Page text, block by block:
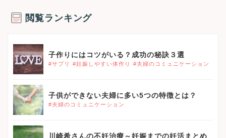
閲覧ランキング
}}
子作りにはコツがいる？成功の秘訣３選
#サプリ #妊娠しやすい体作り #夫婦のコミュニケーション
}}
子供ができない夫婦に多い5つの特徴とは？
#夫婦のコミュニケーション
}}
川崎希さんの不妊治療～妊娠までの妊活まとめ